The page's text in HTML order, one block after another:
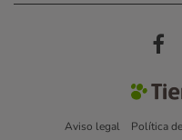
Aviso legal Política